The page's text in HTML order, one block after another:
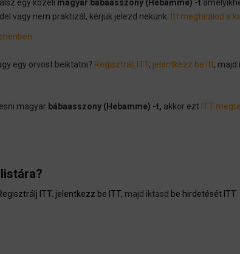
egy közeli magyar bábaasszony (Hebamme) -t
vagy nem praktizál, kérjük jelezd nekünk.
Itt megtalálod a
egy orvost beiktatni? Regisztrálj ITT, jelentkezz be itt, majd
magyar bábaasszony (Hebamme) -t, akkor ezt ITT
ITT, jelentkezz be ITT, majd iktasd be hirdetését ITT